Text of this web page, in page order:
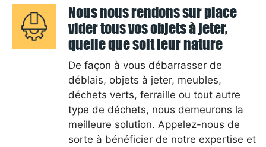
Nous nous rendons sur place
vider tous vos objets à jeter,
quelle que soit leur nature
De façon à vous débarrasser de
déblais, objets à jeter, meubles,
déchets verts, ferraille ou tout autre
type de déchets, nous demeurons la
meilleure solution. Appelez-nous de
sorte à bénéficier de notre expertise et